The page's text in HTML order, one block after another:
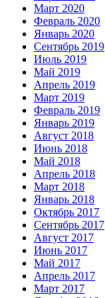
Март 2020
Февраль 2020
Январь 2020
Сентябрь 2019
Июль 2019
Май 2019
Апрель 2019
Март 2019
Февраль 2019
Январь 2019
Август 2018
Июнь 2018
Май 2018
Апрель 2018
Март 2018
Январь 2018
Октябрь 2017
Сентябрь 2017
Август 2017
Июнь 2017
Май 2017
Апрель 2017
Март 2017